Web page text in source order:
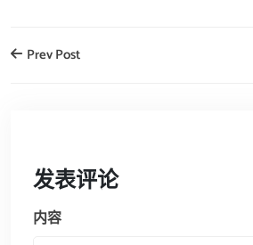
Prev Post
发表评论
内容